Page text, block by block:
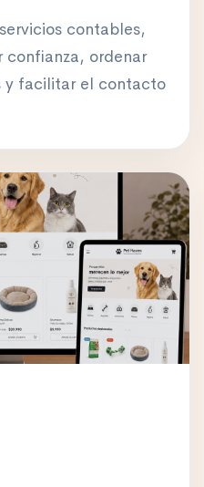
contables,
confianza, ordenar
y facilitar el contacto